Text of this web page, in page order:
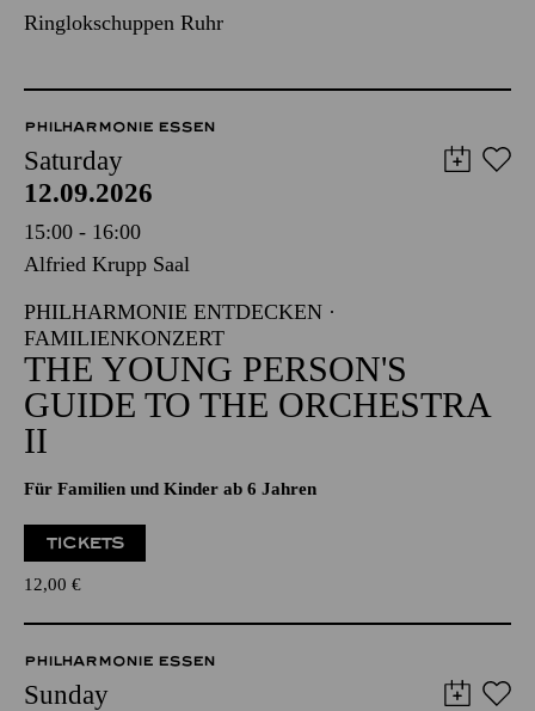
Ringlokschuppen Ruhr
PHILHARMONIE ESSEN
Saturday
12.09.2026
15:00 - 16:00
Alfried Krupp Saal
PHILHARMONIE ENTDECKEN ·
FAMILIENKONZERT
THE YOUNG PERSON'S
GUIDE TO THE ORCHESTRA
II
Für Familien und Kinder ab 6 Jahren
TICKETS
12,00 €
PHILHARMONIE ESSEN
Sunday